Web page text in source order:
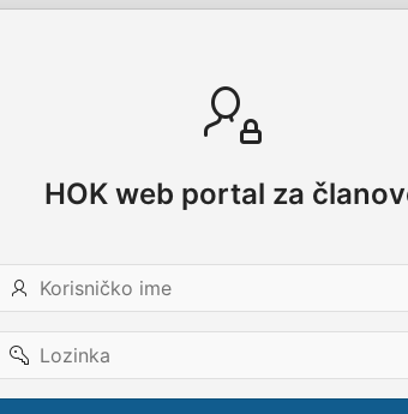
HOK web portal za
Korisničko
ime
Lozinka